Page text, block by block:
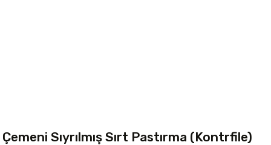
Çemeni Sıyrılmış Sırt Pastırma (Kontrfile)